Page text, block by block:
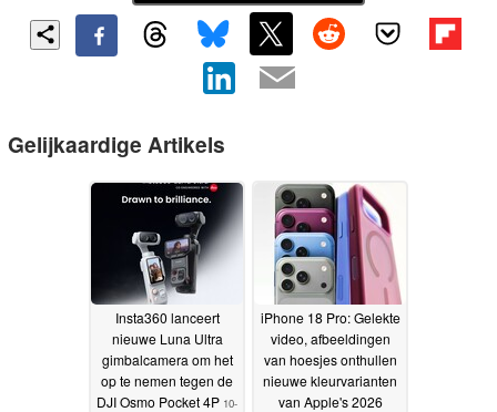
Gelijkaardige Artikels
Insta360 lanceert
nieuwe Luna Ultra
gimbalcamera om het
op te nemen tegen de
DJI Osmo Pocket 4P 10-
iPhone 18 Pro: Gelekte
video, afbeeldingen
van hoesjes onthullen
nieuwe kleurvarianten
van Apple's 2026